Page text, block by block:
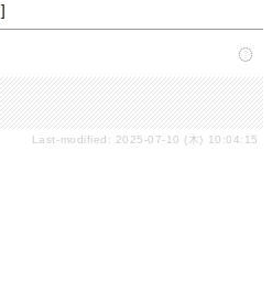
]
Last-modified: 2025-07-10 (木) 10:04:15